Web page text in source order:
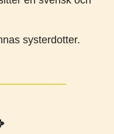
systerdotter.